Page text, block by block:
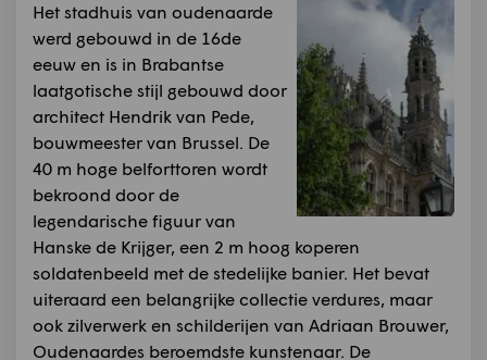
Het stadhuis van oudenaarde
werd gebouwd in de 16de
eeuw en is in Brabantse
laatgotische stijl gebouwd door
architect Hendrik van Pede,
bouwmeester van Brussel. De
40 m hoge belforttoren wordt
bekroond door de
legendarische figuur van
Hanske de Krijger, een 2 m hoog koperen
soldatenbeeld met de stedelijke banier. Het bevat
uiteraard een belangrijke collectie verdures, maar
ook zilverwerk en schilderijen van Adriaan Brouwer,
Oudenaardes beroemdste kunstenaar. De